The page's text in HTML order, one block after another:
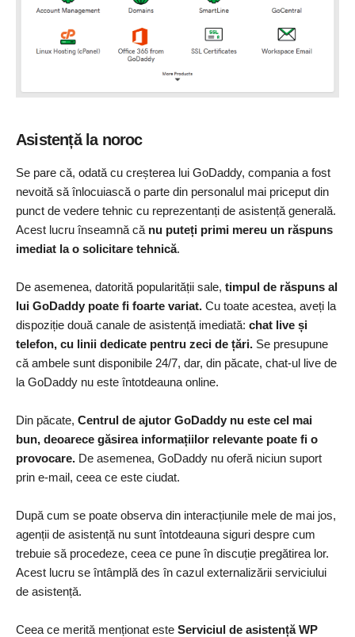
Asistență la noroc
Se pare că, odată cu creșterea lui GoDaddy, compania a fost
nevoită să înlocuiască o parte din personalul mai priceput din
punct de vedere tehnic cu reprezentanți de asistență generală.
Acest lucru înseamnă că nu puteți primi mereu un răspuns
imediat la o solicitare tehnică.
De asemenea, datorită popularității sale, timpul de răspuns al
lui GoDaddy poate fi foarte variat. Cu toate acestea, aveți la
dispoziție două canale de asistență imediată: chat live și
telefon, cu linii dedicate pentru zeci de țări. Se presupune
că ambele sunt disponibile 24/7, dar, din păcate, chat-ul live de
la GoDaddy nu este întotdeauna online.
Din păcate, Centrul de ajutor GoDaddy nu este cel mai
bun, deoarece găsirea informațiilor relevante poate fi o
provocare. De asemenea, GoDaddy nu oferă niciun suport
prin e-mail, ceea ce este ciudat.
După cum se poate observa din interacțiunile mele de mai jos,
agenții de asistență nu sunt întotdeauna siguri despre cum
trebuie să procedeze, ceea ce pune în discuție pregătirea lor.
Acest lucru se întâmplă des în cazul externalizării serviciului
de asistență.
Ceea ce merită menționat este Serviciul de asistență WP